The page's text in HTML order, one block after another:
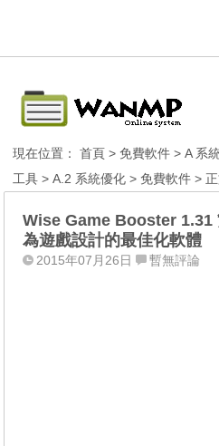
現在位置：首頁 >免費軟件 >A 系
工具 >A.2 系統優化 >免費軟件 >
Wise Game Booster 1.31
為遊戲設計的最佳化軟體
2015年07月26日 暫無評論